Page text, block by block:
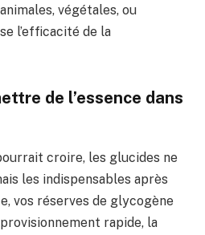
végétales, ou
l’efficacité de la
de l’essence dans
croire, les glucides ne
les indispensables après
vos réserves de glycogène
rapide, la